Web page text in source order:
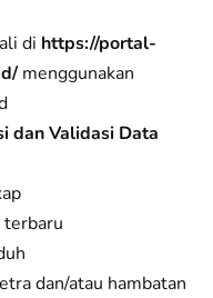
di https://portal-
menggunakan
dan Validasi Data
terbaru
dan/atau hambatan